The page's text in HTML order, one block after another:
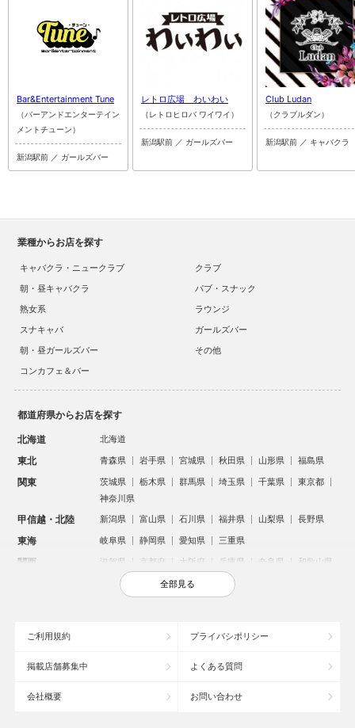
Bar&Entertainment Tune
（バーアンドエンターテイン
メントチューン）
新潟駅前 ／ ガールズバー
レトロ広場 わいわい
（レトロヒロバ ワイワイ）
新潟駅前 ／ ガールズバー
Club Ludan
（クラブルダン）
新潟駅前 ／ キャバクラ
業種からお店を探す
キャバクラ・ニュークラブ
クラブ
朝・昼キャバクラ
パブ・スナック
熟女系
ラウンジ
スナキャバ
ガールズバー
朝・昼ガールズバー
その他
コンカフェ＆バー
都道府県からお店を探す
北海道 北海道
東北 青森県 岩手県 宮城県 秋田県 山形県 福島県
関東 茨城県 栃木県 群馬県 埼玉県 千葉県
東京都
神奈川県
甲信越・北陸 新潟県 富山県 石川県 福井県 山梨県 長野県
東海 岐阜県 静岡県 愛知県 三重県
関西 滋賀県 京都府 大阪府 兵庫県 奈良県 和歌山県
鳥取県 島根県 岡山県 広島県
沖縄県
全部見る
ご利用規約 プライバシポリシー
掲載店舗募集中 よくある質問
会社概要 お問い合わせ